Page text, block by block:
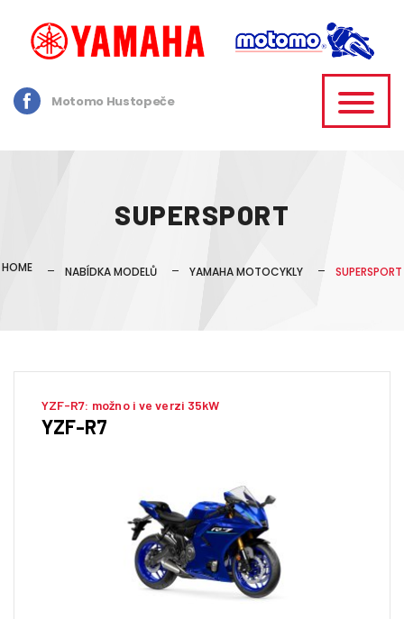
Motomo Hustopeče
SUPERSPORT
HOME NABÍDKA MODELŮ YAMAHA MOTOCYKLY SUPERSPORT
YZF-R7: možno i ve verzi 35kW
YZF-R7